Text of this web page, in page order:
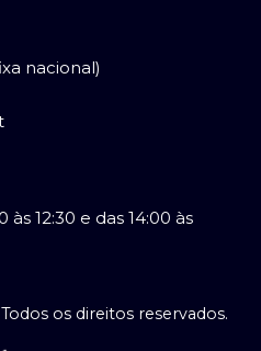
nacional)
12:30 e das 14:00 às
os direitos reservados.